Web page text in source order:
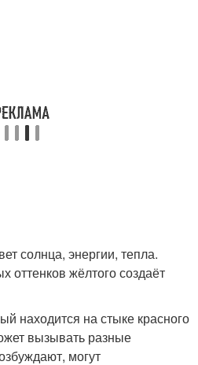
солнца, энергии, тепла.
оттенков жёлтого создаёт
находится на стыке красного
вызывать разные
могут